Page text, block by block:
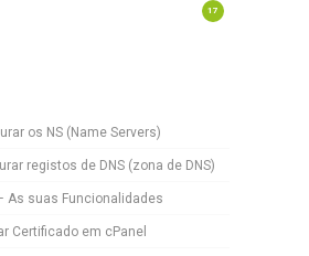
17
os NS (Name Servers)
registos de DNS (zona de DNS)
As suas Funcionalidades
Certificado em cPanel